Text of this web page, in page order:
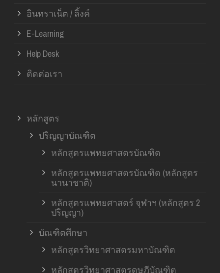
อินทราเน็ต / ลิ้งค์
E-Learning
Help Desk
ติดต่อเรา
หลักสูตร
ปริญญาบัณฑิต
หลักสูตรแพทยศาสตรบัณฑิต
หลักสูตรแพทยศาสตรบัณฑิต (หลักสูตร
นานาชาติ)
หลักสูตรแพทยศาสตร์ จุฬาฯ (หลักสูตร 2
ปริญญา)
บัณฑิตศึกษา
หลักสูตรวิทยาศาสตรมหาบัณฑิต
หลักสูตรวิทยาศาสตรดุษฎีบัณฑิต